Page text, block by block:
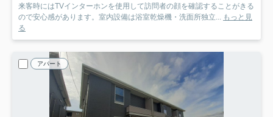
来客時にはTVインターホンを使用して訪問者の顔を確認することがきる
ので安心感があります。室内設備は浴室乾燥機・洗面所独立... もっと見
る
アパート